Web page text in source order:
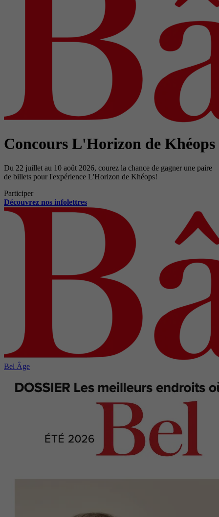
Concours L'Horizon de Khéops
Du 22 juillet au 10 août 2026, courez la chance de gagner une paire
de billets pour l'expérience L'Horizon de Khéops!
Participer
Découvrez nos infolettres
Bel Âge